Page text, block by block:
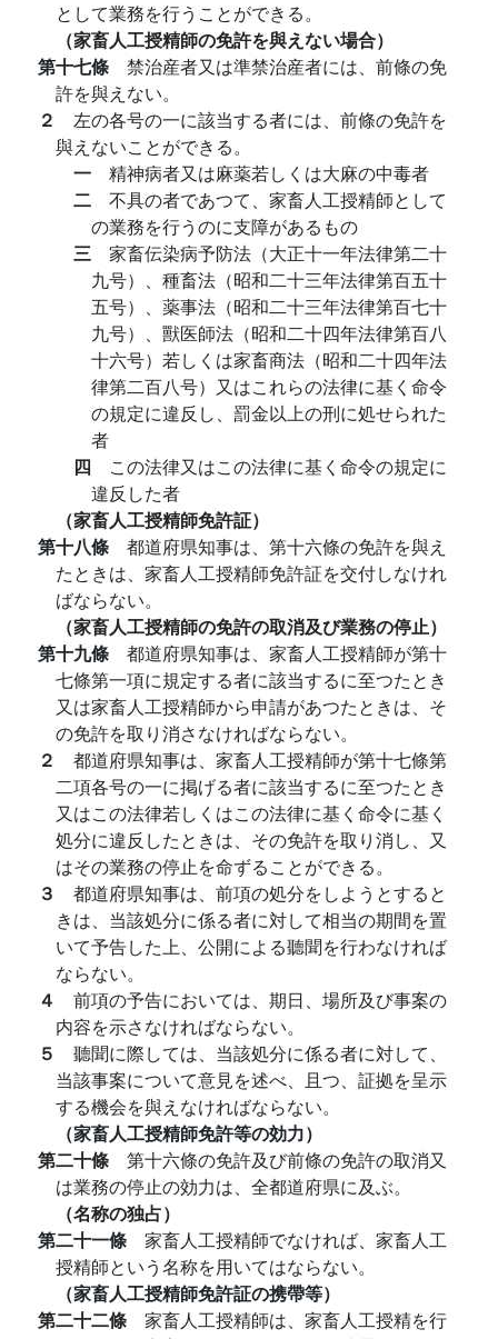
として業務を行うことができる。
（家畜人工授精師の免許を與えない場合）
第十七條 禁治産者又は準禁治産者には、前條の免
許を與えない。
２ 左の各号の一に該当する者には、前條の免許を
與えないことができる。
一 精神病者又は麻薬若しくは大麻の中毒者
二 不具の者であつて、家畜人工授精師として
の業務を行うのに支障があるもの
三 家畜伝染病予防法（大正十一年法律第二十
九号）、種畜法（昭和二十三年法律第百五十
五号）、薬事法（昭和二十三年法律第百七十
九号）、獸医師法（昭和二十四年法律第百八
十六号）若しくは家畜商法（昭和二十四年法
律第二百八号）又はこれらの法律に基く命令
の規定に違反し、罰金以上の刑に処せられた
者
四 この法律又はこの法律に基く命令の規定に
違反した者
（家畜人工授精師免許証）
第十八條 都道府県知事は、第十六條の免許を與え
たときは、家畜人工授精師免許証を交付しなけれ
ばならない。
（家畜人工授精師の免許の取消及び業務の停止）
第十九條 都道府県知事は、家畜人工授精師が第十
七條第一項に規定する者に該当するに至つたとき
又は家畜人工授精師から申請があつたときは、そ
の免許を取り消さなければならない。
２ 都道府県知事は、家畜人工授精師が第十七條第
二項各号の一に掲げる者に該当するに至つたとき
又はこの法律若しくはこの法律に基く命令に基く
処分に違反したときは、その免許を取り消し、又
はその業務の停止を命ずることができる。
３ 都道府県知事は、前項の処分をしようとすると
きは、当該処分に係る者に対して相当の期間を置
いて予告した上、公開による聽聞を行わなければ
ならない。
４ 前項の予告においては、期日、場所及び事案の
内容を示さなければならない。
５ 聽聞に際しては、当該処分に係る者に対して、
当該事案について意見を述べ、且つ、証拠を呈示
する機会を與えなければならない。
（家畜人工授精師免許等の効力）
第二十條 第十六條の免許及び前條の免許の取消又
は業務の停止の効力は、全都道府県に及ぶ。
（名称の独占）
第二十一條 家畜人工授精師でなければ、家畜人工
授精師という名称を用いてはならない。
（家畜人工授精師免許証の携帶等）
第二十二條 家畜人工授精師は、家畜人工授精を行